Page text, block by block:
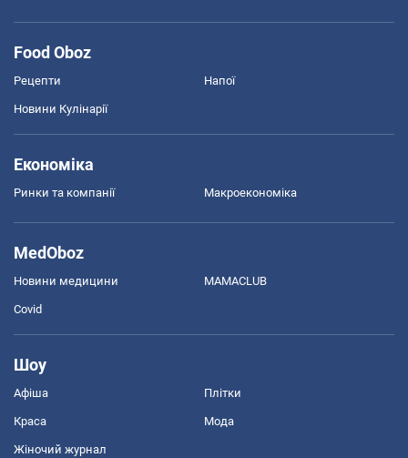
Food Oboz
Рецепти Напої
Новини Кулінарії
Економіка
Ринки та компанії Макроекономіка
MedOboz
Новини медицини MAMACLUB
Covid
Шоу
Афіша Плітки
Краса Мода
Жіночий журнал